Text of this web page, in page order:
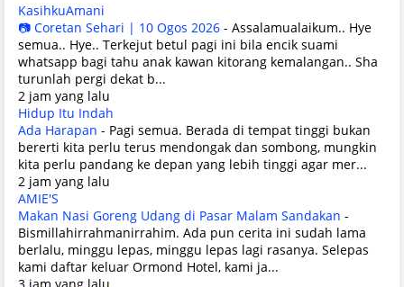
KasihkuAmani
📷 Coretan Sehari | 10 Ogos 2026 - Assalamualaikum.. Hye
semua.. Hye.. Terkejut betul pagi ini bila encik suami
whatsapp bagi tahu anak kawan kitorang kemalangan.. Sha
turunlah pergi dekat b...
2 jam yang lalu
Hidup Itu Indah
Ada Harapan - Pagi semua. Berada di tempat tinggi bukan
bererti kita perlu terus mendongak dan sombong, mungkin
kita perlu pandang ke depan yang lebih tinggi agar mer...
2 jam yang lalu
AMIE'S
Makan Nasi Goreng Udang di Pasar Malam Sandakan -
Bismillahirrahmanirrahim. Ada pun cerita ini sudah lama
berlalu, minggu lepas, minggu lepas lagi rasanya. Selepas
kami daftar keluar Ormond Hotel, kami ja...